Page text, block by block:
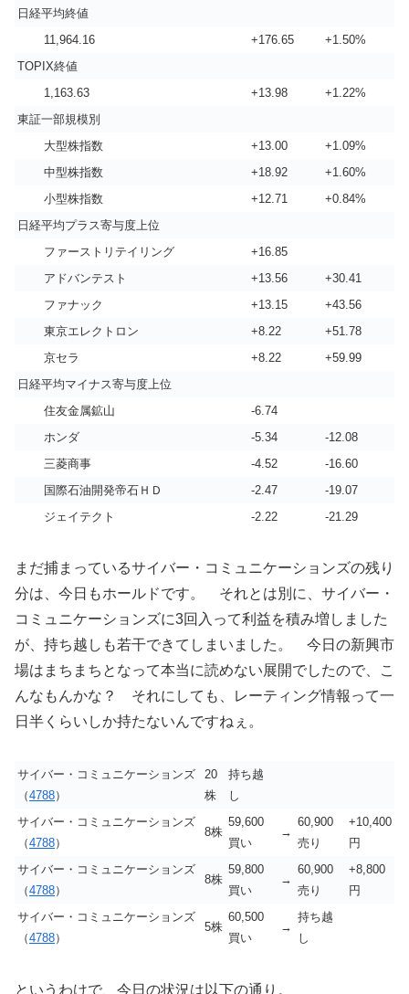
日経平均終値
11,964.16
+176.65
+1.50%
TOPIX終値
1,163.63
+13.98
+1.22%
東証一部規模別
大型株指数
+13.00
+1.09%
中型株指数
+18.92
+1.60%
小型株指数
+12.71
+0.84%
日経平均プラス寄与度上位
ファーストリテイリング
+16.85
アドバンテスト
+13.56
+30.41
ファナック
+13.15
+43.56
東京エレクトロン
+8.22
+51.78
京セラ
+8.22
+59.99
日経平均マイナス寄与度上位
住友金属鉱山
-6.74
ホンダ
-5.34
-12.08
三菱商事
-4.52
-16.60
国際石油開発帝石ＨＤ
-2.47
-19.07
ジェイテクト
-2.22 -21.29
まだ捕まっているサイバー・コミュニケーションズの残り
分は、今日もホールドです。 それとは別に、サイバー・
コミュニケーションズに3回入って利益を積み増しました
が、持ち越しも若干できてしまいました。 今日の新興市
場はまちまちとなって本当に読めない展開でしたので、こ
んなもんかな？ それにしても、レーティング情報って一
日半くらいしか持たないんですねぇ。
サイバー・コミュニケーションズ
（4788）
20
株
持ち越
し
サイバー・コミュニケーションズ
（4788）
8株
59,600
買い
→
60,900
売り
+10,400
円
サイバー・コミュニケーションズ
（4788）
8株
59,800
買い
→
60,900
売り
+8,800
円
サイバー・コミュニケーションズ
（4788）
5株
60,500
買い
→
持ち越
し
というわけで、今日の状況は以下の通り。